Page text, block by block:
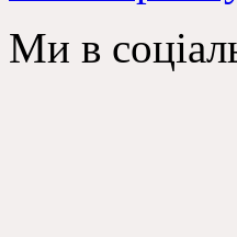
Ми в